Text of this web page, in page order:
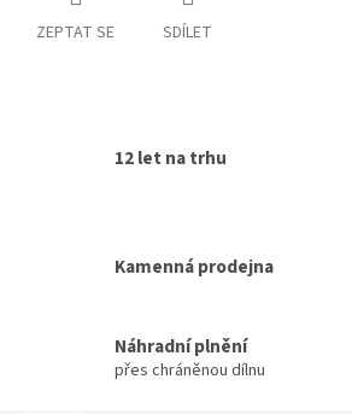
ZEPTAT SE SDÍLET
12 let na trhu
Kamenná prodejna
Náhradní plnění
přes chráněnou dílnu